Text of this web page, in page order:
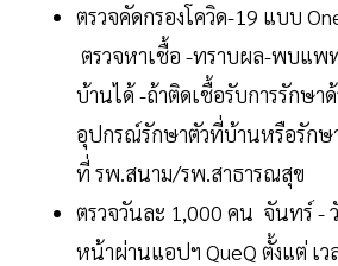
ตรวจคัดกรองโควิด-19 แบบ
ตรวจหาเชื้อ -ทราบผล-พบแพ
บ้านได้ -ถ้าติดเชื้อรับการรักษา
อุปกรณ์รักษาตัวที่บ้านหรือรักษ
ที่ รพ.สนาม/รพ.สาธารณสุข
ตรวจวันละ 1,000 คน จันทร์ -
หน้าผ่านแอปฯ QueQ ตั้งแต่ เว